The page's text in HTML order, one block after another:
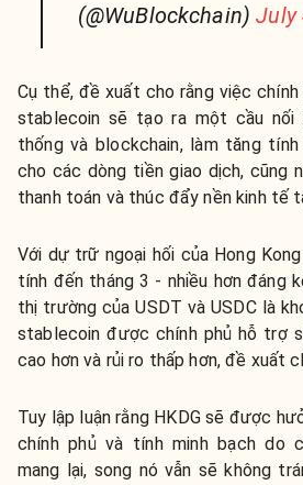
(@WuBlockchain)July
Cụ thể, đề xuất cho rằng việc
stablecoin sẽ tạo ra một cầu nối
thống và blockchain, làm tăng
cho các dòng tiền giao dịch, cũng
thanh toán và thúc đẩy nền kinh tế
Với dự trữ ngoại hối của Hong
tính đến tháng 3 - nhiều hơn đáng
thị trường của USDT và USDC là
stablecoin được chính phủ hỗ trợ
cao hơn và rủi ro thấp hơn, đề xuất
Tuy lập luận rằng HKDG sẽ được
chính phủ và tính minh bạch do
mang lại, song nó vẫn sẽ không